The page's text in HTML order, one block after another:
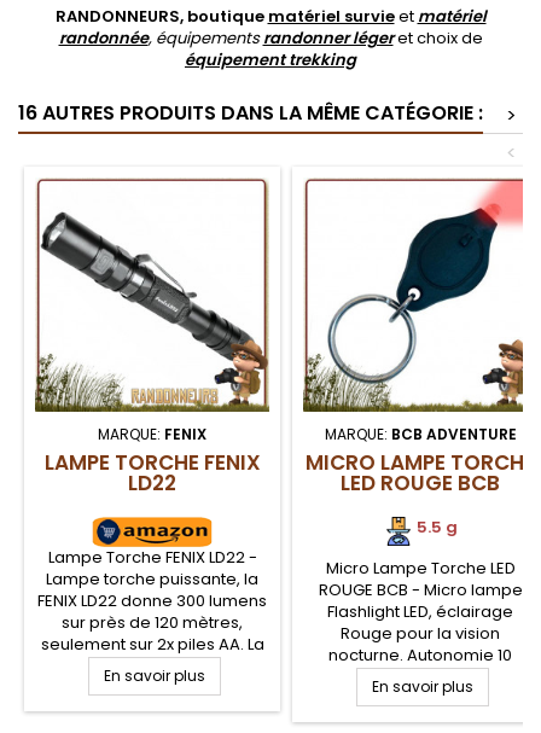
RANDONNEURS, boutique matériel survieet matériel
randonnée, équipementsrandonner légeret choix de
équipement trekking
16 AUTRES PRODUITS DANS LA MÊME CATÉGORIE :
>
<
MARQUE: FENIX
LAMPE TORCHE FENIX
LD22
Lampe Torche FENIX LD22 -
Lampe torche puissante, la
FENIX LD22 donne 300 lumens
sur près de 120 mètres,
seulement sur 2x piles AA. La
lampe LD22 Fenix est une
lampe torche avec une
combinaison de haute
En savoir plus
MARQUE: BCB ADVENTURE
MICRO LAMPE TORCHE
LED ROUGE BCB
5.5 g
Micro Lampe Torche LED
ROUGE BCB - Micro lampe
Flashlight LED, éclairage
Rouge pour la vision
nocturne. Autonomie 10
heures. Étanche et robuste,
5.5 g seulement, pour
l'intégrer à votre porte clé
En savoir plus